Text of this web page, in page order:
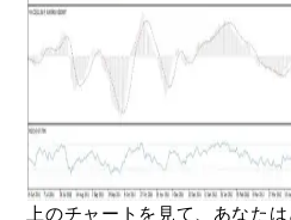
上のチャートを見て、あなた